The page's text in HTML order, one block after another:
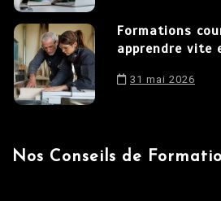
Formations
apprendre vite
31 mai 2026
Nos Conseils de